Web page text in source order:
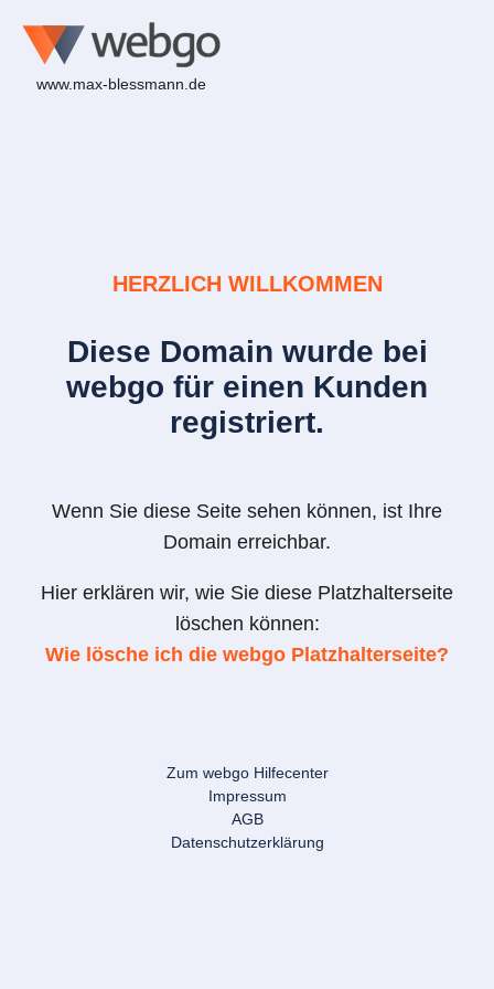
www.max-blessmann.de
HERZLICH WILLKOMMEN
Diese Domain wurde bei
webgo für einen Kunden
registriert.
Wenn Sie diese Seite sehen können, ist Ihre
Domain erreichbar.
Hier erklären wir, wie Sie diese Platzhalterseite
löschen können:
Wie lösche ich die webgo Platzhalterseite?
Zum webgo Hilfecenter
Impressum
AGB
Datenschutzerklärung